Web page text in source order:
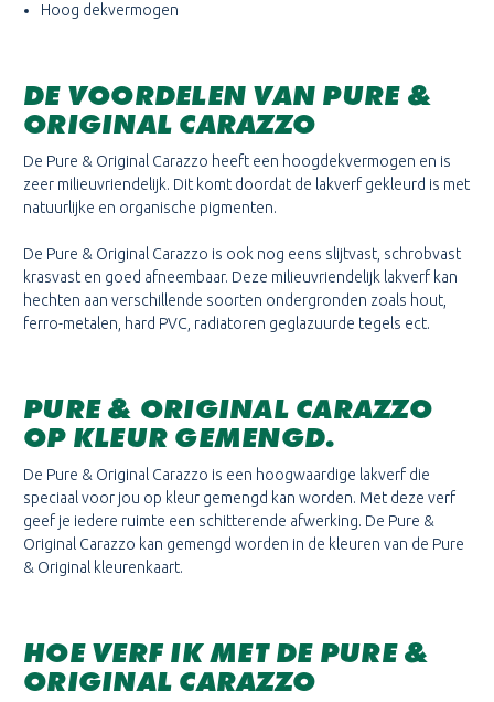
Hoog dekvermogen
DE VOORDELEN VAN PURE &
ORIGINAL CARAZZO
De Pure & Original Carazzo heeft een hoogdekvermogen en is
zeer milieuvriendelijk. Dit komt doordat de lakverf gekleurd is met
natuurlijke en organische pigmenten.
De Pure & Original Carazzo is ook nog eens slijtvast, schrobvast
krasvast en goed afneembaar. Deze milieuvriendelijk lakverf kan
hechten aan verschillende soorten ondergronden zoals hout,
ferro-metalen, hard PVC, radiatoren geglazuurde tegels ect.
PURE & ORIGINAL CARAZZO
OP KLEUR GEMENGD.
De Pure & Original Carazzo is een hoogwaardige lakverf die
speciaal voor jou op kleur gemengd kan worden. Met deze verf
geef je iedere ruimte een schitterende afwerking. De Pure &
Original Carazzo kan gemengd worden in de kleuren van de Pure
& Original kleurenkaart.
HOE VERF IK MET DE PURE &
ORIGINAL CARAZZO